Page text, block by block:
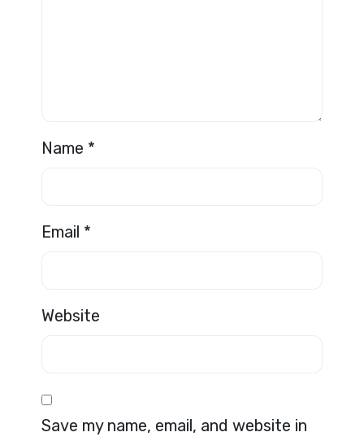
Name *
Email *
Website
Save my name, email, and website in